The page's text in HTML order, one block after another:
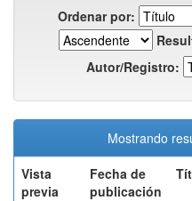
Ordenar por:
Autor/Registro:
Mostrando
Vista
previa
Fecha de
publicación